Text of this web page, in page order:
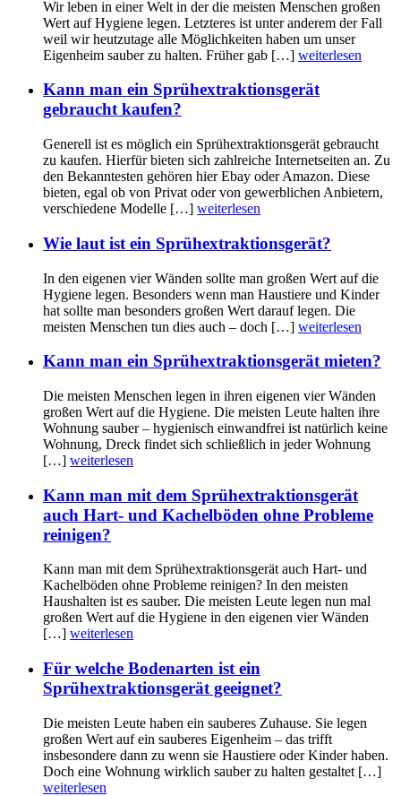
Wir leben in einer Welt in der die meisten Menschen großen
Wert auf Hygiene legen. Letzteres ist unter anderem der Fall
weil wir heutzutage alle Möglichkeiten haben um unser
Eigenheim sauber zu halten. Früher gab […] weiterlesen
Kann man ein Sprühextraktionsgerät
gebraucht kaufen?
Generell ist es möglich ein Sprühextraktionsgerät gebraucht
zu kaufen. Hierfür bieten sich zahlreiche Internetseiten an. Zu
den Bekanntesten gehören hier Ebay oder Amazon. Diese
bieten, egal ob von Privat oder von gewerblichen Anbietern,
verschiedene Modelle […] weiterlesen
Wie laut ist ein Sprühextraktionsgerät?
In den eigenen vier Wänden sollte man großen Wert auf die
Hygiene legen. Besonders wenn man Haustiere und Kinder
hat sollte man besonders großen Wert darauf legen. Die
meisten Menschen tun dies auch – doch […] weiterlesen
Kann man ein Sprühextraktionsgerät mieten?
Die meisten Menschen legen in ihren eigenen vier Wänden
großen Wert auf die Hygiene. Die meisten Leute halten ihre
Wohnung sauber – hygienisch einwandfrei ist natürlich keine
Wohnung, Dreck findet sich schließlich in jeder Wohnung
[…] weiterlesen
Kann man mit dem Sprühextraktionsgerät
auch Hart- und Kachelböden ohne Probleme
reinigen?
Kann man mit dem Sprühextraktionsgerät auch Hart- und
Kachelböden ohne Probleme reinigen? In den meisten
Haushalten ist es sauber. Die meisten Leute legen nun mal
großen Wert auf die Hygiene in den eigenen vier Wänden
[…] weiterlesen
Für welche Bodenarten ist ein
Sprühextraktionsgerät geeignet?
Die meisten Leute haben ein sauberes Zuhause. Sie legen
großen Wert auf ein sauberes Eigenheim – das trifft
insbesondere dann zu wenn sie Haustiere oder Kinder haben.
Doch eine Wohnung wirklich sauber zu halten gestaltet […]
weiterlesen